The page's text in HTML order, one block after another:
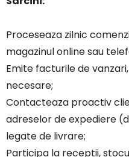
Proceseaza zilnic
magazinul online sau
Emite facturile de
necesare;
Contacteaza proactiv
adreselor de expediere
legate de livrare;
Participa la receptii,